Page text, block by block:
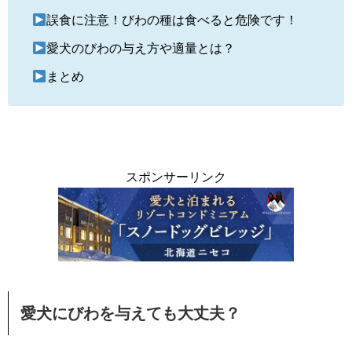
誤食に注意！びわの種は食べると危険です！
愛犬のびわの与え方や適量とは？
まとめ
スポンサーリンク
愛犬にびわを与えても大丈夫？